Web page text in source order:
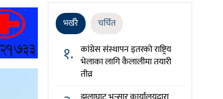
भर्खरै चर्चित
१. कांग्रेस संस्थापन इतरको राष्ट्रिय
भेलाका लागि कैलालीमा तयारी
तीव्र